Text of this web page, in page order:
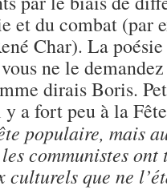
et du combat (par
Char). La
ne le
dirais Boris.
a fort peu à la
populaire, mais
communistes
culturels que ne